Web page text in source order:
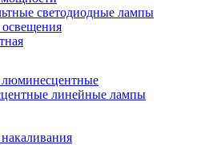
светодиодные лампы
освещения
линейные лампы